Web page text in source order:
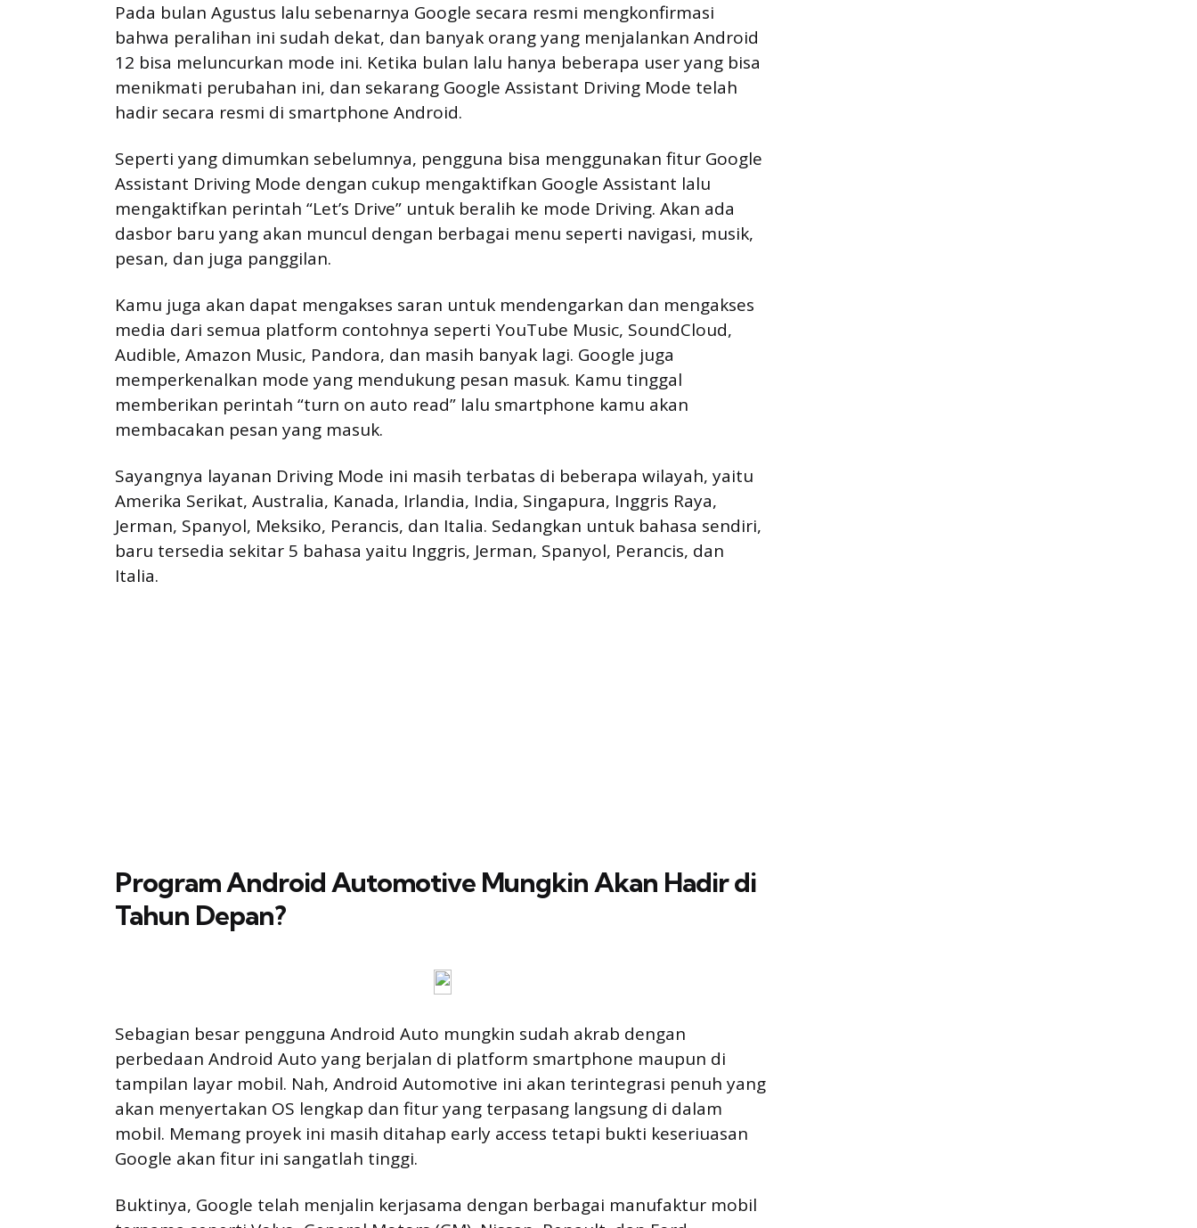
Pada bulan Agustus lalu sebenarnya Google secara resmi mengkonfirmasi
bahwa peralihan ini sudah dekat, dan banyak orang yang menjalankan Android
12 bisa meluncurkan mode ini. Ketika bulan lalu hanya beberapa user yang bisa
menikmati perubahan ini, dan sekarang Google Assistant Driving Mode telah
hadir secara resmi di smartphone Android.
Seperti yang dimumkan sebelumnya, pengguna bisa menggunakan fitur Google
Assistant Driving Mode dengan cukup mengaktifkan Google Assistant lalu
mengaktifkan perintah “Let’s Drive” untuk beralih ke mode Driving. Akan ada
dasbor baru yang akan muncul dengan berbagai menu seperti navigasi, musik,
pesan, dan juga panggilan.
Kamu juga akan dapat mengakses saran untuk mendengarkan dan mengakses
media dari semua platform contohnya seperti YouTube Music, SoundCloud,
Audible, Amazon Music, Pandora, dan masih banyak lagi. Google juga
memperkenalkan mode yang mendukung pesan masuk. Kamu tinggal
memberikan perintah “turn on auto read” lalu smartphone kamu akan
membacakan pesan yang masuk.
Sayangnya layanan Driving Mode ini masih terbatas di beberapa wilayah, yaitu
Amerika Serikat, Australia, Kanada, Irlandia, India, Singapura, Inggris Raya,
Jerman, Spanyol, Meksiko, Perancis, dan Italia. Sedangkan untuk bahasa sendiri,
baru tersedia sekitar 5 bahasa yaitu Inggris, Jerman, Spanyol, Perancis, dan
Italia.
Program Android Automotive Mungkin Akan Hadir di
Tahun Depan?
Sebagian besar pengguna Android Auto mungkin sudah akrab dengan
perbedaan Android Auto yang berjalan di platform smartphone maupun di
tampilan layar mobil. Nah, Android Automotive ini akan terintegrasi penuh yang
akan menyertakan OS lengkap dan fitur yang terpasang langsung di dalam
mobil. Memang proyek ini masih ditahap early access tetapi bukti keseriuasan
Google akan fitur ini sangatlah tinggi.
Buktinya, Google telah menjalin kerjasama dengan berbagai manufaktur mobil